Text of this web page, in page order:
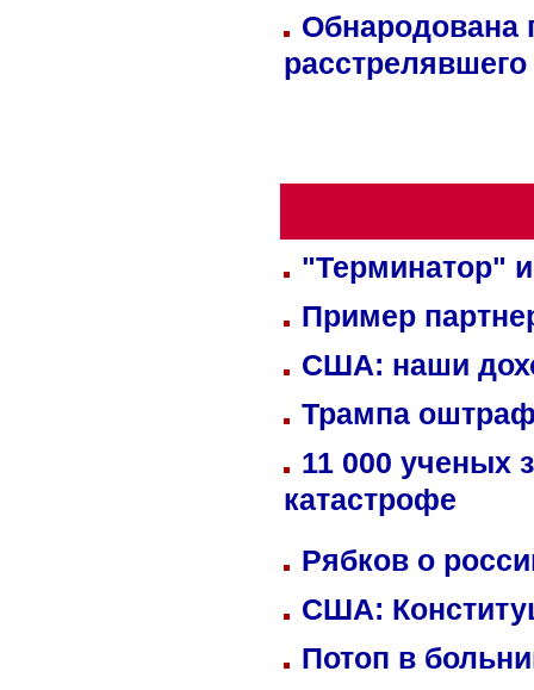
Обнародована
"Терминатор"
Пример
США: наши
Трампа
11 000 ученых
катастрофе
Рябков о
США:
Потоп в